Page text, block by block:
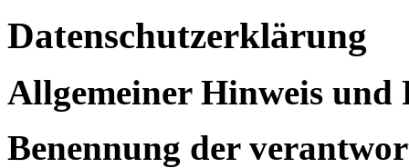
Datenschutzerklärung
Allgemeiner Hinweis
Benennung der